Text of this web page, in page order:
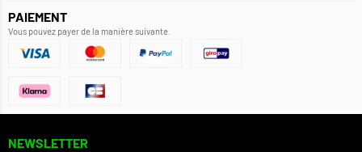
PAIEMENT
Vous pouvez payer de la manière suivante.
NEWSLETTER